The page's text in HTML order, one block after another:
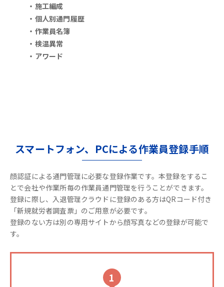
・施工編成
・個人別通門履歴
・作業員名簿
・検温異常
・アワード
スマートフォン、PCによる作業員登録手順
顔認証による通門管理に必要な登録作業です。本登録をするこ
とで会社や作業所毎の作業員通門管理を行うことができます。
登録に際し、入退管理クラウドに登録のある方はQRコード付き
「新規就労者調査票」のご用意が必要です。
登録のない方は別の専用サイトから顔写真などの登録が可能で
す。
1